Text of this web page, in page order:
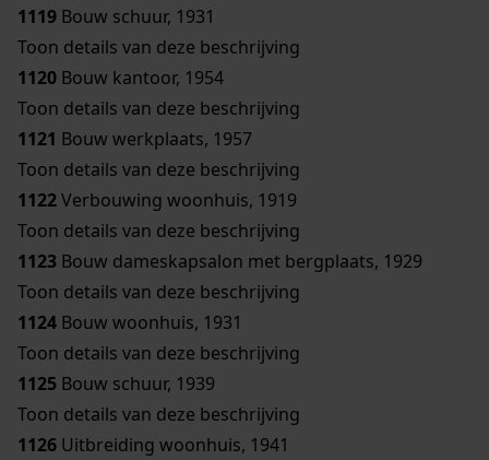
1119 Bouw schuur, 1931
Toon details van deze beschrijving
1120 Bouw kantoor, 1954
Toon details van deze beschrijving
1121 Bouw werkplaats, 1957
Toon details van deze beschrijving
1122Verbouwing woonhuis, 1919
Toon details van deze beschrijving
1123 Bouw dameskapsalon met bergplaats, 1929
Toon details van deze beschrijving
1124 Bouw woonhuis, 1931
Toon details van deze beschrijving
1125 Bouw schuur, 1939
Toon details van deze beschrijving
1126 Uitbreiding woonhuis, 1941